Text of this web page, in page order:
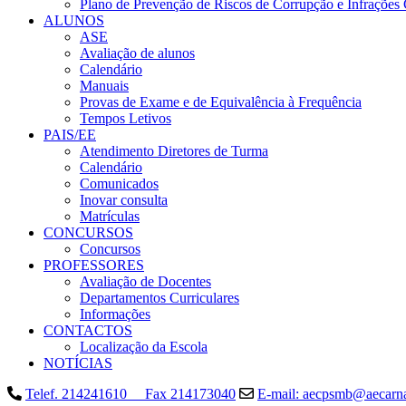
Plano de Prevenção de Riscos de Corrupção e Infrações
ALUNOS
ASE
Avaliação de alunos
Calendário
Manuais
Provas de Exame e de Equivalência à Frequência
Tempos Letivos
PAIS/EE
Atendimento Diretores de Turma
Calendário
Comunicados
Inovar consulta
Matrículas
CONCURSOS
Concursos
PROFESSORES
Avaliação de Docentes
Departamentos Curriculares
Informações
CONTACTOS
Localização da Escola
NOTÍCIAS
Telef. 214241610 Fax 214173040
E-mail: